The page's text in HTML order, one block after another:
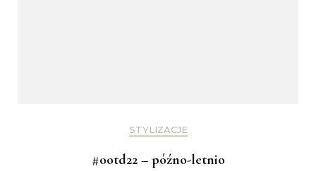
STYLIZACJE
#ootd22 – późno-letnio